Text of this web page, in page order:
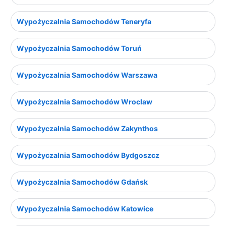
Wypożyczalnia Samochodów Teneryfa
Wypożyczalnia Samochodów Toruń
Wypożyczalnia Samochodów Warszawa
Wypożyczalnia Samochodów Wroclaw
Wypożyczalnia Samochodów Zakynthos
Wypożyczalnia Samochodów Bydgoszcz
Wypożyczalnia Samochodów Gdańsk
Wypożyczalnia Samochodów Katowice